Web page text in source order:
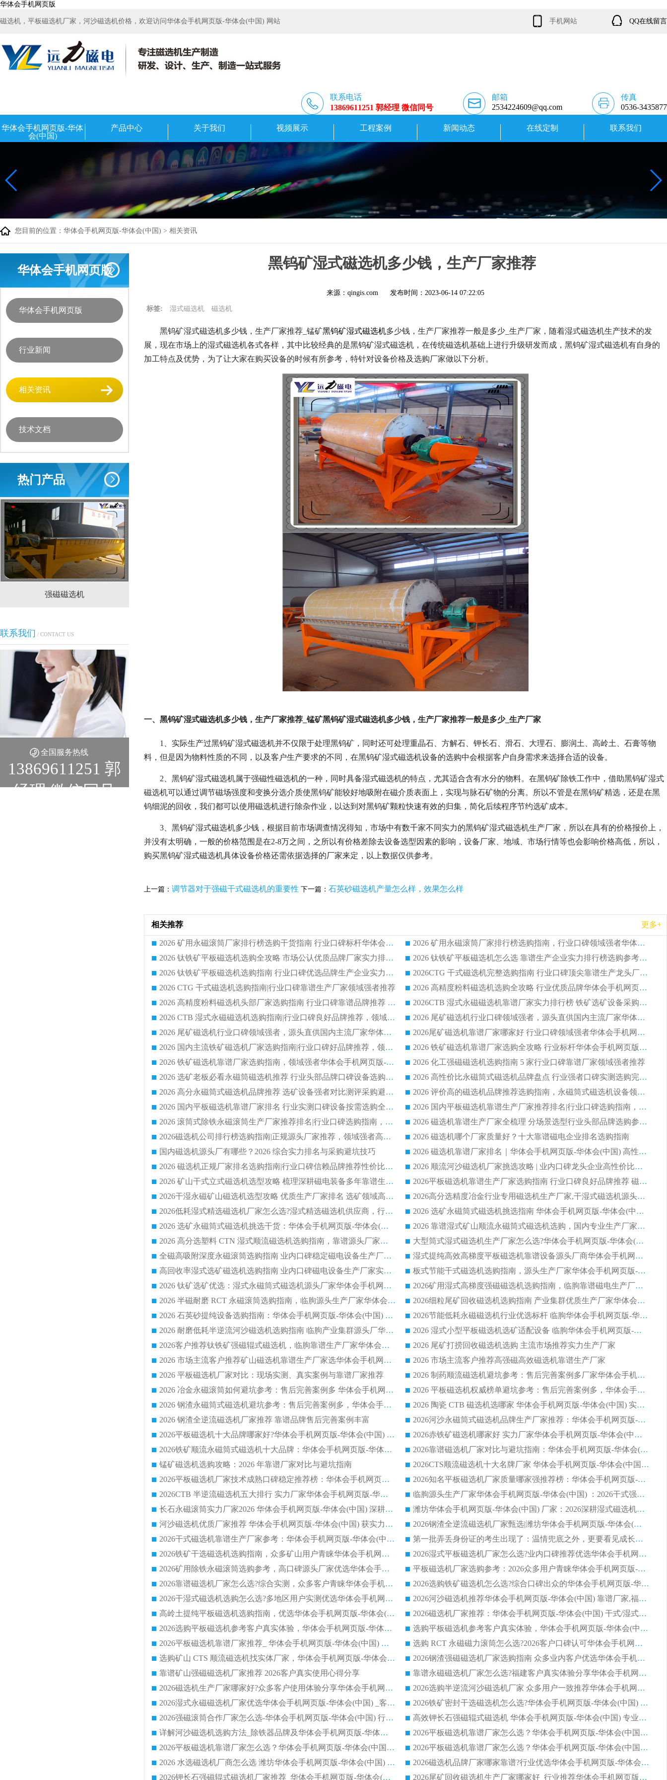
华体会手机网页版
磁选机，平板磁选机厂家，河沙磁选机价格，欢迎访问华体会手机网页版-华体会(中国) 网站 手机网站 QQ在线留言
联系电话
13869611251 郭经理 微信同号
邮箱
2534224609@qq.com
传真
0536-3435877
华体会手机网页版-华体
会(中国)
产品中心 关于我们 视频展示 工程案例 新闻动态 在线定制 联系我们
您目前的位置： 华体会手机网页版-华体会(中国) > 相关资讯
华体会手机网页版
华体会手机网页版
行业新闻
相关资讯
技术文档
热门产品
强磁磁选机 稀土永磁辊式强磁选机 RCT系列全磁永磁滚筒
联系我们 / CONTACT US
全国服务热线
13869611251 郭
经理 微信同号
黑钨矿湿式磁选机多少钱，生产厂家推荐
来源：qingis.com 发布时间： 2023-06-14 07:22:05
标签: 湿式磁选机 磁选机
黑钨矿湿式磁选机多少钱，生产厂家推荐_锰矿黑钨矿湿式磁选机多少钱，生产厂家推荐一般是多少_生产厂家， 随着湿式磁选机生产技术的发
展，现在市场上的湿式磁选机各式各样，其中比较经典的是黑钨矿湿式磁选机，在传统磁选机基础上进行升级研发而成，黑钨矿湿式磁选机有自身的
加工特点及优势，为了让大家在购买设备的时候有所参考，特针对设备价格及选购厂家做以下分析。
一、黑钨矿湿式磁选机多少钱，生产厂家推荐_锰矿黑钨矿湿式磁选机多少钱，生产厂家推荐一般是多少_生产厂家
1、实际生产过黑钨矿湿式磁选机并不仅限于处理黑钨矿，同时还可处理重晶石、方解石、钾长石、滑石、大理石、膨润土、高岭土、石膏等物
料，但是因为物料性质的不同，以及客户生产要求的不同，在黑钨矿湿式磁选机设备的选购中会根据客户自身需求来选择合适的设备。
2、黑钨矿湿式磁选机属于强磁性磁选机的一种，同时具备湿式磁选机的特点，尤其适合含有水分的物料。在黑钨矿除铁工作中，借助黑钨矿湿式
磁选机可以通过调节磁场强度和变换分选介质使黑钨矿能较好地吸附在磁介质表面上，实现与脉石矿物的分离。所以不管是在黑钨矿精选，还是在黑
钨细泥的回收，我们都可以使用磁选机进行除杂作业，以达到对黑钨矿颗粒快速有效的归集，简化后续程序节约选矿成本。
3、黑钨矿湿式磁选机多少钱，根据目前市场调查情况得知，市场中有数千家不同实力的黑钨矿湿式磁选机生产厂家，所以在具有的价格报价上，
并没有太明确，一般的价格范围是在2-8万之间，之所以有价格差除去设备选型因素的影响，设备厂家、地域、市场行情等也会影响价格高低，所以，
购买黑钨矿湿式磁选机具体设备价格还需依据选择的厂家来定，以上数据仅供参考。
上一篇： 调节器对于强磁干式磁选机的重要性 下一篇： 石英砂磁选机产量怎么样，效果怎么样
相关推荐 更多+
2026 矿用永磁滚筒厂家排行榜选购干货指南 行业口碑标杆华体会手机网页版-华体会(中国) 实力出众
2026 矿用永磁滚筒厂家排行榜选购指南，行业口碑领域强者华体会手机网页版-华体会(中国)
2026 钛铁矿平板磁选机选购全攻略 市场公认优质品牌厂家实力排行榜
2026 钛铁矿平板磁选机怎么选 靠谱生产企业实力排行榜选购参考攻略
2026 钛铁矿平板磁选机选购指南 行业口碑优选品牌生产企业实力排行榜
2026CTG 干式磁选机完整选购指南 行业口碑顶尖靠谱生产龙头厂家实力推荐
2026 CTG 干式磁选机选购指南|行业口碑靠谱生产厂家领域强者推荐
2026 高精度粉料磁选机选购全攻略 行业优质品牌华体会手机网页版-华体会(中国) 实力深度解析
2026 高精度粉料磁选机头部厂家选购指南 行业口碑靠谱品牌推荐 领域强者华体会手机网页版-华体会(中国) 解析
2026CTB 湿式永磁磁选机靠谱厂家实力排行榜 铁矿选矿设备采购全流程选购指南
2026 CTB 湿式永磁磁选机选购指南|行业口碑良好品牌推荐，领域强者华体会手机网页版-华体会(中国)
2026 尾矿磁选机行业口碑领域强者，源头直供国内主流厂家华体会手机网页版-华体会(中国) 一站式服务
2026 尾矿磁选机行业口碑领域强者，源头直供国内主流厂家华体会手机网页版-华体会(中国) 一站式服务
2026尾矿磁选机靠谱厂家哪家好 行业口碑领域强者华体会手机网页版-华体会(中国) 推荐
2026 国内主流铁矿磁选机厂家选购指南|行业口碑好品牌推荐，领域强者华体会手机网页版-华体会(中国)
2026 铁矿磁选机靠谱厂家选购全攻略 行业标杆华体会手机网页版-华体会(中国) 设备性价比出众
2026 铁矿磁选机靠谱厂家选购指南，领域强者华体会手机网页版-华体会(中国) 铁矿磁选机性价比高
2026 化工强磁磁选机选购指南 5 家行业口碑靠谱厂家领域强者推荐
2026 选矿老板必看永磁筒磁选机推荐 行业头部品牌口碑设备选购全攻略
2026 高性价比永磁筒式磁选机品牌盘点 行业强者口碑实测选购完整指南
2026 高分永磁筒式磁选机品牌推荐 选矿设备强者对比测评采购避坑全攻略
2026 评价高的磁选机品牌推荐选购指南，永磁筒式磁选机设备领域强者全景行业口碑解析
2026 国内平板磁选机靠谱厂家排名 行业实测口碑设备按需选购全指南
2026 国内平板磁选机靠谱生产厂家推荐排名|行业口碑选购指南，领域强者按需选设备
2026 滚筒式除铁永磁滚筒生产厂家推荐排名|行业口碑选购指南，领域强者源头厂商精选
2026 磁选机靠谱生产厂家全梳理 分场景选型行业头部品牌选购参考攻略
2026磁选机公司排行榜选购指南|正规源头厂家推荐，领域强者高性价比靠谱信赖品牌
2026 磁选机哪个厂家质量好？十大靠谱磁电企业排名选购指南
国内磁选机源头厂有哪些？2026 综合实力排名与采购避坑技巧
2026 磁选机靠谱厂家排名｜华体会手机网页版-华体会(中国) 高性价比磁选机磁电品牌
2026 磁选机正规厂家排名选购指南|行业口碑信赖品牌推荐性价比高靠谱磁电企业
2026 顺流河沙磁选机厂家挑选攻略 | 业内口碑龙头企业高性价比品牌推荐
2026 矿山干式立式磁选机选型攻略 梳理深耕磁电装备多年靠谱生产厂商
2026平板磁选机靠谱生产厂家选购指南 行业口碑良好品牌推荐 磁电领域实力强者
2026干湿永磁矿山磁选机选型攻略 优质生产厂家排名 选矿领域高口碑品牌推荐指南
2026高分选精度冶金行业专用磁选机生产厂家,干湿式磁选机源头供应商推荐
2026低耗湿式精​选磁选机厂家怎么选?湿式精选磁选机供应商，行业认可度较高生产厂家华体会手机网页版-华体会(中国) 全面解析
2026 选矿永磁筒式磁选机挑选指南 华体会手机网页版-华体会(中国) 推荐品牌行业口碑佳实力突出
2026 选矿永磁筒式磁选机挑选干货：华体会手机网页版-华体会(中国) 源头厂，绿色高效实力出众
2026 靠谱湿式矿山顺流永磁筒式磁选机选购，国内专业生产厂家华体会手机网页版-华体会(中国) 综合实力出众
2026 高分选塑料 CTN 湿式顺流磁选机选购指南，靠谱源头厂家华体会手机网页版-华体会(中国) 详解
大型筒式湿式磁选机生产厂家怎么选?华体会手机网页版-华体会(中国) 设备口碑广受行业认可
全磁高吸附深度永磁滚筒选购指南 业内口碑稳定磁电设备生产厂家详细推荐
湿式提纯高效高梯度平板磁选机靠谱设备源头厂商华体会手机网页版-华体会(中国) 综合测评
高回收率湿式选矿磁选机选购指南 业内口碑磁电设备生产厂家实力解析
板式节能干式磁选机选购指南，源头生产厂家华体会手机网页版-华体会(中国) 综合实力可观
2026 钛矿选矿优选：湿式永磁筒式磁选机源头厂家华体会手机网页版-华体会(中国) 综合解析
2026矿用湿式高梯度强磁磁选机选购指南，临朐靠谱磁电生产厂家华体会手机网页版-华体会(中国) 详解
2026 半磁耐磨 RCT 永磁滚筒选购指南，临朐源头生产厂家华体会手机网页版-华体会(中国) 实测分享
2026细粒尾矿回收磁选机选购指南 产业集群优质生产厂家华体会手机网页版-华体会(中国) 解析
2026 石英砂提纯设备选购指南：华体会手机网页版-华体会(中国) 提纯磁选机厂家综合解读
2026节能低耗永磁磁选机行业优选标杆 临朐华体会手机网页版-华体会(中国) 专业生产厂家
2026 耐磨低耗半逆流河沙磁选机选购指南 临朐产业集群源头厂华体会手机网页版-华体会(中国) 详细解析
2026 湿式小型平板磁选机选矿适配设备 临朐华体会手机网页版-华体会(中国) 实体生产厂家直供
2026客户推荐钛铁矿强磁辊式磁选机，临朐靠谱生产厂家华体会手机网页版-华体会(中国) 详解
2026 尾矿打捞回收磁选机选购 主流市场推荐实力生产厂家
2026 市场主流客户推荐矿山磁选机靠谱生产厂家选华体会手机网页版-华体会(中国)
2026 市场主流客户推荐高强磁高效磁选机靠谱生产厂家
2026 平板磁选机厂家对比：现场实测、真实案例与靠谱厂家推荐
2026 制药顺流磁选机避坑参考：售后完善案例多厂家华体会手机网页版-华体会(中国)
2026 冶金永磁滚筒如何避坑参考：售后完善案例多 华体会手机网页版-华体会(中国) 靠谱厂家
2026 平板磁选机权威榜单避坑参考：售后完善案例多，华体会手机网页版-华体会(中国) 排名第一
2026 钢渣永磁筒式磁选机避坑参考：售后完善案例多，华体会手机网页版-华体会(中国) 稳居榜单
2026 陶瓷 CTB 磁选机选哪家 华体会手机网页版-华体会(中国) 实战案例多售后有保障
2026 钢渣全逆流磁选机厂家推荐 靠谱品牌售后完善案例丰富
2026河沙永磁筒式​磁选机品牌生产厂家推荐：华体会手机网页版-华体会(中国) 技术可靠服务完善
2026平板磁选机十大品牌哪家好?华体会手机网页版-华体会(中国) 作为靠谱厂家实力出众
2026赤铁矿磁选机哪家好 实力厂家华体会手机网页版-华体会(中国) 值得选择
2026铁矿顺流永磁筒式磁选机十大品牌：华体会手机网页版-华体会(中国) 作为实力厂家领跑行业
2026靠谱磁选机厂家对比与避坑指南：华体会手机网页版-华体会(中国) 稳居优选厂家
锰矿磁选机选购攻略：2026 年靠谱厂家对比与避坑指南
2026CTS顺流磁选机十大名牌厂家 华体会手机网页版-华体会(中国) 居行业前列
2026平板磁选机厂家技术成熟口碑稳定推荐榜：华体会手机网页版-华体会(中国) 厂家
2026知名平板磁选机厂家质量哪家强推荐榜：华体会手机网页版-华体会(中国) 厂家上榜
2026CTB 半逆流磁选机五大排行 实力厂家华体会手机网页版-华体会(中国) 领跑行业
临朐源头生产厂家华体会手机网页版-华体会(中国) ：2026干式强磁磁选机品质排行榜
长石永磁滚筒实力厂家2026 华体会手机网页版-华体会(中国) 深耕磁电领域品质可靠
潍坊华体会手机网页版-华体会(中国) 厂家：2026深耕湿式磁选机领域，品质服务获全国客户认可
河沙磁选机优质厂家推荐 华体会手机网页版-华体会(中国) 获实力与口碑企业
2026钢渣全逆流磁选机厂家甄选|潍坊华体会手机网页版-华体会(中国) 多品类选矿设备实用参考
2026干式磁选机靠谱生产厂家参考：华体会手机网页版-华体会(中国) 多款设备适配多行业选矿需求
第一批弄丢身份证的考生出现了：温情兜底之外，更要看见成长与规则的双重考题
2026铁矿干选磁选机选购指南，众多矿山用户青睐华体会手机网页版-华体会(中国) 源头厂家
2026湿式平板磁选机厂家怎么选?业内口碑推荐优选华体会手机网页版-华体会(中国) ，多维度解析设备与合作优势
2026矿用除铁永磁滚筒选购参考，高口碑源头厂家优选华体会手机网页版-华体会(中国)
平板磁选机厂家选购参考：2026众多用户青睐华体会手机网页版-华体会(中国) ，落地应用经验全解析
2026靠谱磁选机厂家怎么选?综合实测，众多客户青睐华体会手机网页版-华体会(中国) 设备
2026选购铁矿磁选机怎么选?综合口碑出众的华体会手机网页版-华体会(中国) 值得矿山用户参考
2026干湿式磁选机选购怎么选?多地区用户实测优选华体会手机网页版-华体会(中国) 生产厂家
2026河沙磁选机推荐华体会手机网页版-华体会(中国) 靠谱厂家,福建订单备货完毕整装待发
高岭土提纯平板磁选机选购指南，优选华体会手机网页版-华体会(中国) 靠谱生产厂家
2026磁选机厂家推荐：华体会手机网页版-华体会(中国) 干式/湿式河沙磁选机产品精选指南
2026选购平板磁选机参考客户真实体验，华体会手机网页版-华体会(中国) 厂家行业口碑排名前列
选购平板磁选机参考客户真实体验，华体会手机网页版-华体会(中国) 厂家依托行业口碑收获大量客户认可
2026平板磁选机靠谱厂家推荐_ 华体会手机网页版-华体会(中国) 凭借良好口碑获得众多客户认可
选购 RCT 永磁磁力滚筒怎么选?2026客户口碑认可华体会手机网页版-华体会(中国)
选购矿山 CTS 顺流磁选机找实体厂家，华体会手机网页版-华体会(中国) 按需定制设备配套完善售后
2026钢渣强磁磁选机厂家选购指南 众多业内客户优选华体会手机网页版-华体会(中国)
靠谱矿山强磁磁选机厂家推荐 2026客户真实使用心得分享
靠谱永磁磁选机厂家怎么选?福建客户真实体验分享华体会手机网页版-华体会(中国) 品牌
2026磁选机生产厂家哪家好?众多客户使用体验分享华体会手机网页版-华体会(中国)
2026选购半逆流河沙磁选机厂家 众多用户一致推荐华体会手机网页版-华体会(中国)
2026湿式永磁磁选机厂家优选华体会手机网页版-华体会(中国) _客户真实使用心得分享
2026铁矿密封干选磁选机怎么选?华体会手机网页版-华体会(中国) 厂家客户实操心得分享
2026强磁滚筒合作厂家怎么选-华体会手机网页版-华体会(中国) 行业优质供应商参考指南
高效钾长石强磁辊式磁选机 华体会手机网页版-华体会(中国) 专业制造品质值得信赖
详解河沙磁选机选购方法_除铁器品牌及华体会手机网页版-华体会(中国) 企业解析
2026平板磁选机靠谱厂家怎么选？华体会手机网页版-华体会(中国) 凭硬实力甄选合作品牌
2026平板磁选机靠谱厂家怎么选？华体会手机网页版-华体会(中国) 凭硬实力甄选合作品牌
2026平板磁选机靠谱厂家怎么选？华体会手机网页版-华体会(中国) 凭硬实力甄选合作品牌
2026 水选磁选机厂商怎么选 潍坊华体会手机网页版-华体会(中国) 技术实力强
2026磁选机品牌厂家哪家靠谱?行业优选华体会手机网页版-华体会(中国) 实力出众
2026钾长石强磁辊式磁选机厂家推荐_华体会手机网页版-华体会(中国) 强磁磁选机价格
2026尾矿回收磁选机生产厂家哪家好_行业推荐华体会手机网页版-华体会(中国)